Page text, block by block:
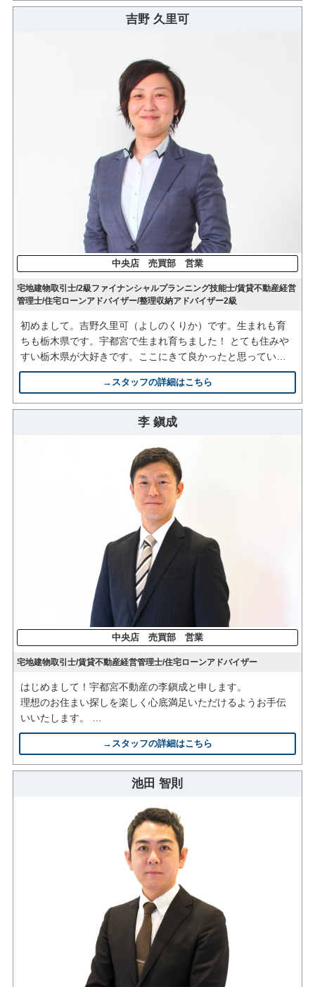
吉野 久里可
中央店 売買部 営業
宅地建物取引士/2級ファイナンシャルプランニング技能士/賃貸不動産経営
管理士/住宅ローンアドバイザー/整理収納アドバイザー2級
初めまして。吉野久里可（よしのくりか）です。生まれも育
ちも栃木県です。宇都宮で生まれ育ちました！ とても住みや
すい栃木県が大好きです。ここにきて良かったと思っていた
だける様に、皆様と同じ立場に寄り添ったご提案を心がけて
取り組ませて頂きます。些細なことでもお気軽にご相談くだ
さい。
→スタッフの詳細はこちら
李 鎭成
中央店 売買部 営業
宅地建物取引士/賃貸不動産経営管理士/住宅ローンアドバイザー
はじめまして！宇都宮不動産の李鎭成と申します。
理想のお住まい探しを楽しく心底満足いただけるようお手伝
いいたします。
人生の中でそう何度とないお住まい探しは、初めて経験され
ることが多いと思います。
些細な事でもお気軽にお声かけ下さいませ。
フットワーク軽く丁寧に全力でサポートいたします！
→スタッフの詳細はこちら
池田 智則